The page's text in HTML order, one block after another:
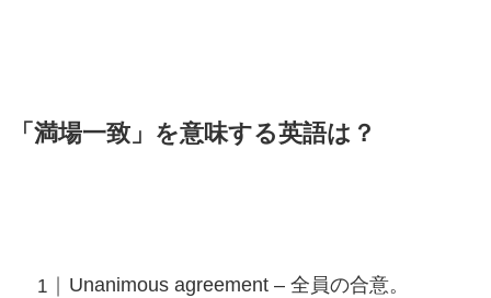
「満場一致」を意味する英語は？
Unanimous agreement – 全員の合意。